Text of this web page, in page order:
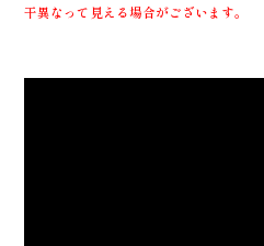
干異なって見える場合がございます。